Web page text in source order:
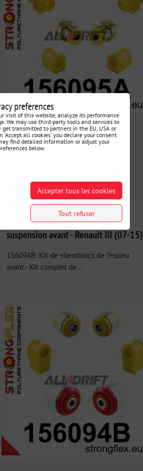
173 €incl. VAT
SELECT VARIANT
156094B Kit de silentblocs de
suspension avant - Renault III (07-15)
156094B: Kit de silentblocs de l'essieu
avant - Kit complet de...
preferences
visit of this website, analyze its performance
We may use third-party tools and services to
transmitted to partners in the EU, USA or
'Accept all cookies' you declare your consent
find detailed information or adjust your
below.
Accepter tous les cookies
Tout refuser